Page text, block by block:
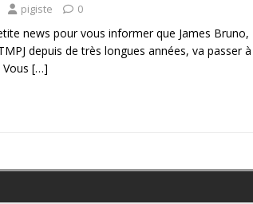
pigiste 0
news pour vous informer que James Bruno,
depuis de très longues années, va passer à
[…]